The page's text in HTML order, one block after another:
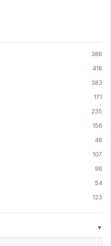
386
416
383
171
235
156
48
107
98
54
123
▾